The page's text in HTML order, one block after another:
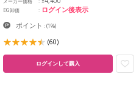
EG卸価 ログイン後表示
ポイント :(1%)
(60)
ログインして購入